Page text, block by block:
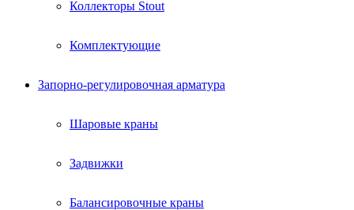
Коллекторы Stout
Комплектующие
Запорно-регулировочная арматура
Шаровые краны
Задвижки
Балансировочные краны